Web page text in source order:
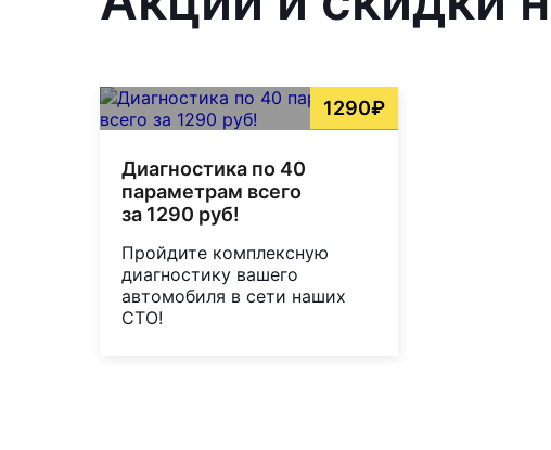
1290₽
Диагностика по 40
параметрам всего
за 1290 руб!
Пройдите комплексную
диагностику вашего
автомобиля в сети наших
СТО!